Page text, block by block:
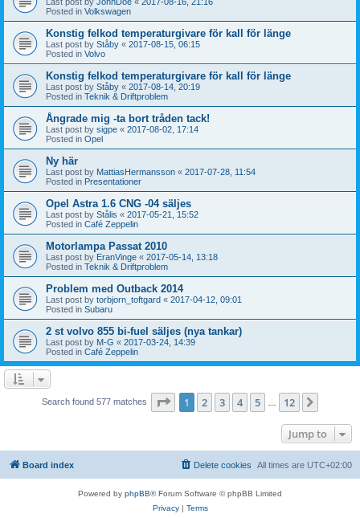
Posted in Volkswagen
Konstig felkod temperaturgivare för kall för länge
Last post by Ståby « 2017-08-15, 06:15
Posted in Volvo
Konstig felkod temperaturgivare för kall för länge
Last post by Ståby « 2017-08-14, 20:19
Posted in Teknik & Driftproblem
Ångrade mig -ta bort tråden tack!
Last post by sigpe « 2017-08-02, 17:14
Posted in Opel
Ny här
Last post by MattiasHermansson « 2017-07-28, 11:54
Posted in Presentationer
Opel Astra 1.6 CNG -04 säljes
Last post by Stålis « 2017-05-21, 15:52
Posted in Café Zeppelin
Motorlampa Passat 2010
Last post by EranVinge « 2017-05-14, 13:18
Posted in Teknik & Driftproblem
Problem med Outback 2014
Last post by torbjorn_toftgard « 2017-04-12, 09:01
Posted in Subaru
2 st volvo 855 bi-fuel säljes (nya tankar)
Last post by M-G « 2017-03-24, 14:39
Posted in Café Zeppelin
Search found 577 matches Page 1of 12
1 2 3 4 5 12
Jump to
Board index All times are UTC+02:00
Delete cookies
Powered by phpBB® Forum Software © phpBB Limited
Privacy| Terms